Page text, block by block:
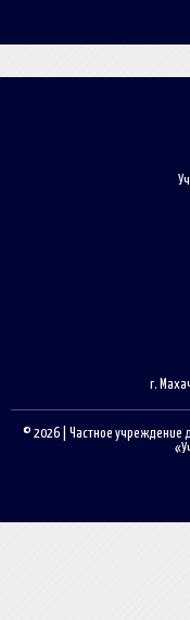
г.
© 2026 | Частное учреждение